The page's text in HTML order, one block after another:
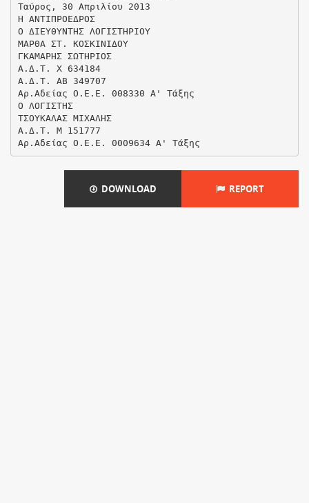
Ταύρος, 30 Απριλίου 2013
Η ΑΝΤΙΠΡΟΕΔΡΟΣ
Ο ΔΙΕΥΘΥΝΤΗΣ ΛΟΓΙΣΤΗΡΙΟΥ
ΜΑΡΘΑ ΣΤ. ΚΟΣΚΙΝΙΔΟΥ
ΓΚΑΜΑΡΗΣ ΣΩΤΗΡΙΟΣ
Α.Δ.Τ. Χ 634184
Α.Δ.Τ. ΑΒ 349707
Αρ.Αδείας Ο.Ε.Ε. 008330 Α' Τάξης
Ο ΛΟΓΙΣΤΗΣ
ΤΣΟΥΚΑΛΑΣ ΜΙΧΑΛΗΣ
Α.Δ.Τ. Μ 151777
DOWNLOAD REPORT